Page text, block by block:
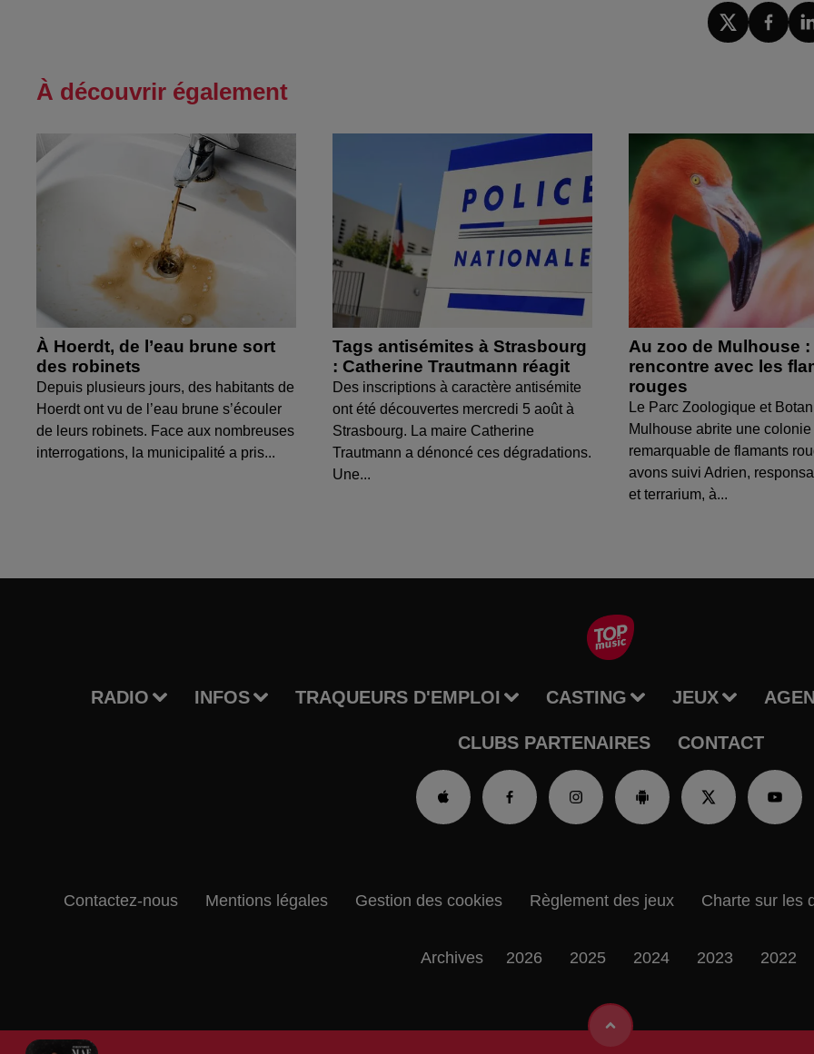
À découvrir également
À Hoerdt, de l’eau brune sort
des robinets
Depuis plusieurs jours, des habitants de
Hoerdt ont vu de l’eau brune s’écouler
de leurs robinets. Face aux nombreuses
interrogations, la municipalité a pris...
Tags antisémites à Strasbourg
: Catherine Trautmann réagit
Des inscriptions à caractère antisémite
ont été découvertes mercredi 5 août à
Strasbourg. La maire Catherine
Trautmann a dénoncé ces dégradations.
Une...
Au zoo de Mulhouse :
rencontre avec les
rouges
Le Parc Zoologique et
Mulhouse abrite une colonie
remarquable de flamants
avons suivi Adrien,
et terrarium, à...
RADIO INFOS TRAQUEURS D'EMPLOI CASTING JEUX
CLUBS PARTENAIRES CONTACT
Contactez-nous Mentions légales Gestion des cookies Règlement des jeux Charte sur les
Archives 2026 2025 2024 2023 2022